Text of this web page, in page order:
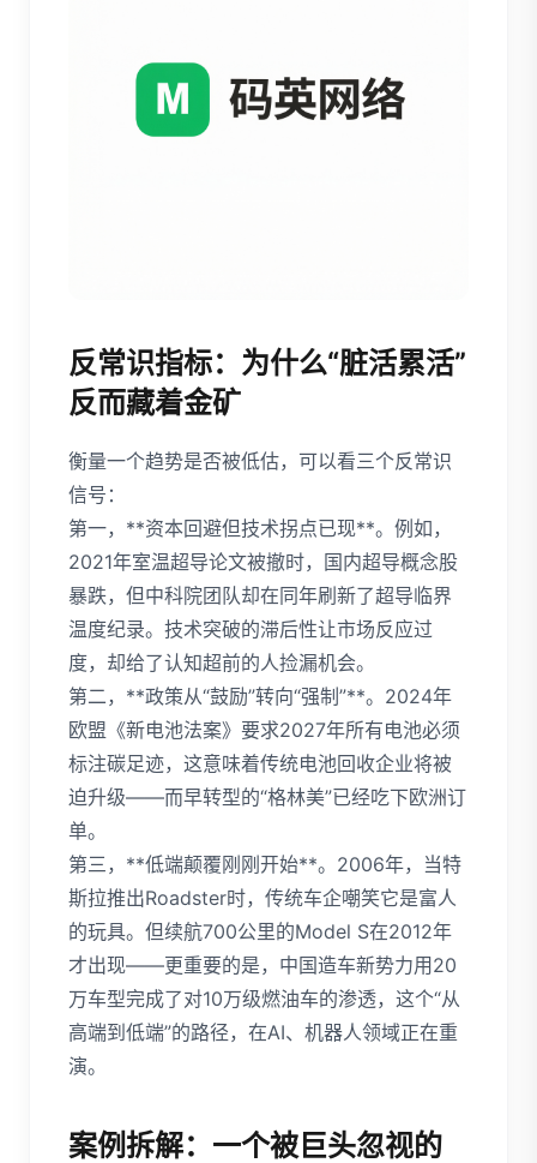
反常识指标：为什么“脏活累活”
反而藏着金矿
衡量一个趋势是否被低估，可以看三个反常识
信号：
第一，**资本回避但技术拐点已现**。例如，
2021年室温超导论文被撤时，国内超导概念股
暴跌，但中科院团队却在同年刷新了超导临界
温度纪录。技术突破的滞后性让市场反应过
度，却给了认知超前的人捡漏机会。
第二，**政策从“鼓励”转向“强制”**。2024年
欧盟《新电池法案》要求2027年所有电池必须
标注碳足迹，这意味着传统电池回收企业将被
迫升级——而早转型的“格林美”已经吃下欧洲订
单。
第三，**低端颠覆刚刚开始**。2006年，当特
斯拉推出Roadster时，传统车企嘲笑它是富人
的玩具。但续航700公里的Model S在2012年
才出现——更重要的是，中国造车新势力用20
万车型完成了对10万级燃油车的渗透，这个“从
高端到低端”的路径，在AI、机器人领域正在重
演。
案例拆解：一个被巨头忽视的